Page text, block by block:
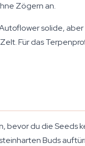
Zögern an.
Autoflower solide,
Für das
du die Seeds
Buds